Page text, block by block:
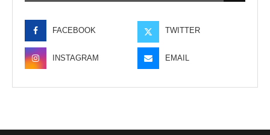
FACEBOOK TWITTER
INSTAGRAM EMAIL